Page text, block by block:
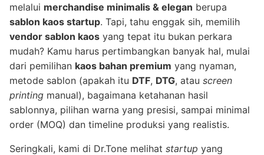
melalui merchandise minimalis & elegan berupa
sablon kaos startup. Tapi, tahu enggak sih, memilih
vendor sablon kaos yang tepat itu bukan perkara
mudah? Kamu harus pertimbangkan banyak hal, mulai
dari pemilihan kaos bahan premium yang nyaman,
metode sablon (apakah itu DTF, DTG, atau screen
printing manual), bagaimana ketahanan hasil
sablonnya, pilihan warna yang presisi, sampai minimal
order (MOQ) dan timeline produksi yang realistis.
Seringkali, kami di Dr.Tone melihat startup yang